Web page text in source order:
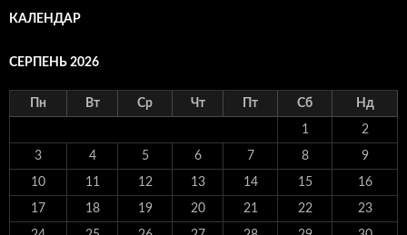
КАЛЕНДАР
СЕРПЕНЬ 2026
Пн Вт Ср Чт Пт Сб Нд
1 2
3 4 5 6 7 8 9
10 11 12 13 14 15 16
17 18 19 20 21 22 23